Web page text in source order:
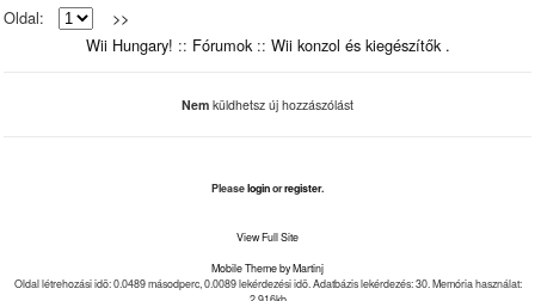
Oldal:
>>
Wii Hungary! :: Fórumok:: Wii konzol és kiegészítők .
Nem küldhetsz új hozzászólást
Pleaseloginorregister.
View Full Site
Mobile Theme by Martinj
Oldal létrehozási idõ: 0.0489 másodperc, 0.0089 lekérdezési idõ. Adatbázis lekérdezés: 30. Memória használat: